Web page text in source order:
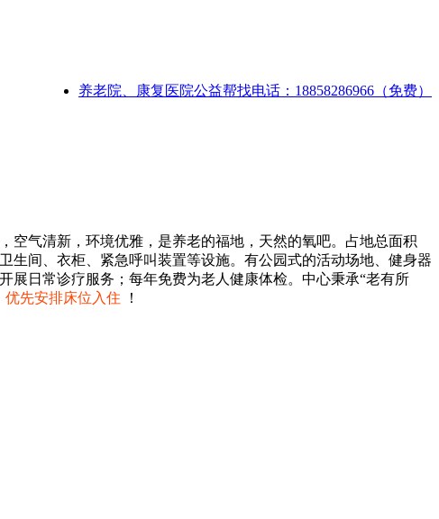
养老院、康复医院公益帮找电话：18858286966（免费）
空气清新，环境优雅，是养老的福地，天然的氧吧。占地总面积
生间、衣柜、紧急呼叫装置等设施。有公园式的活动场地、健身器
展日常诊疗服务；每年免费为老人健康体检。中心秉承“老有所
优先安排床位入住 ！